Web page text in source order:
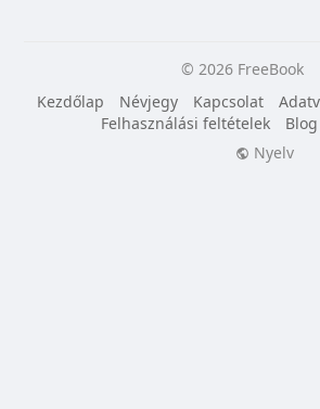
© 2026 FreeBook
Kezdőlap
Névjegy Kapcsolat
Felhasználási feltételek
Blog
Nyelv